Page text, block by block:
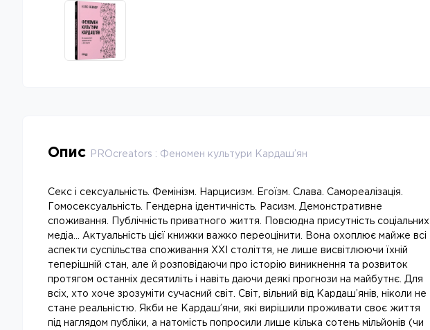
Опис PROcreators : Феномен культури Кардаш’ян
Секс і сексуальність. Фемінізм. Нарцисизм. Егоїзм. Слава. Самореалізація.
Гомосексуальність. Гендерна ідентичність. Расизм. Демонстративне
споживання. Публічність приватного життя. Повсюдна присутність соціальних
медіа... Актуальність цієї книжки важко переоцінити. Вона охоплює майже всі
аспекти суспільства споживання XXI століття, не лише висвітлюючи їхній
теперішній стан, але й розповідаючи про історію виникнення та розвиток
протягом останніх десятиліть і навіть даючи деякі прогнози на майбутнє. Для
всіх, хто хоче зрозуміти сучасний світ. Світ, вільний від Кардаш’янів, ніколи не
стане реальністю. Якби не Кардаш’яни, які вирішили проживати своє життя
під наглядом публіки, а натомість попросили лише кілька сотень мільйонів (чи